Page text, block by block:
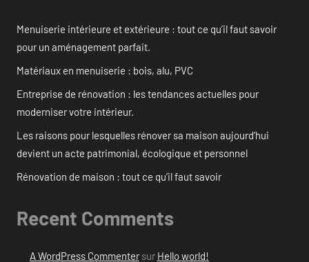
Menuiserie intérieure et extérieure : tout ce qu’il faut savoir
pour un aménagement parfait.
Matériaux en menuiserie : bois, alu, PVC
Entreprise de rénovation : les tendances actuelles pour
moderniser votre intérieur.
Les raisons pour lesquelles rénover sa maison aujourd’hui
devient un acte patrimonial, écologique et personnel
Rénovation de maison : tout ce qu’il faut savoir
Recent Comments
A WordPress Commentersur Hello world!